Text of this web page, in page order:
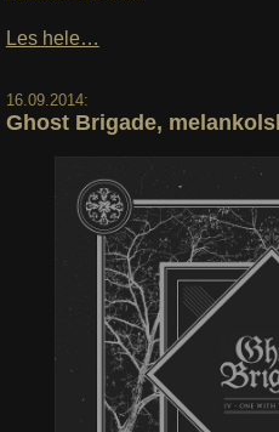
Les hele…
16.09.2014:
Ghost Brigade,